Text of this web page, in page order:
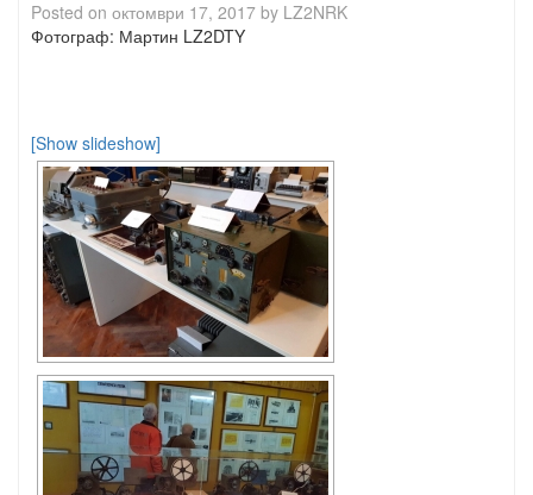
Posted on октомври 17, 2017 by LZ2NRK
Фотограф: Мартин LZ2DTY
[Show slideshow]